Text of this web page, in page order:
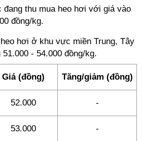
thu mua heo hơi với giá vào
đồng/kg.
hơi ở khu vực miền Trung, Tây
- 54.000 đồng/kg.
Giá (đồng) Tăng/giảm (đồng)
52.000 -
53.000 -